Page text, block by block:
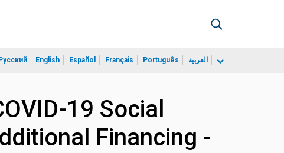
Русский English Español Français Português العربية
19 Social
Financing -